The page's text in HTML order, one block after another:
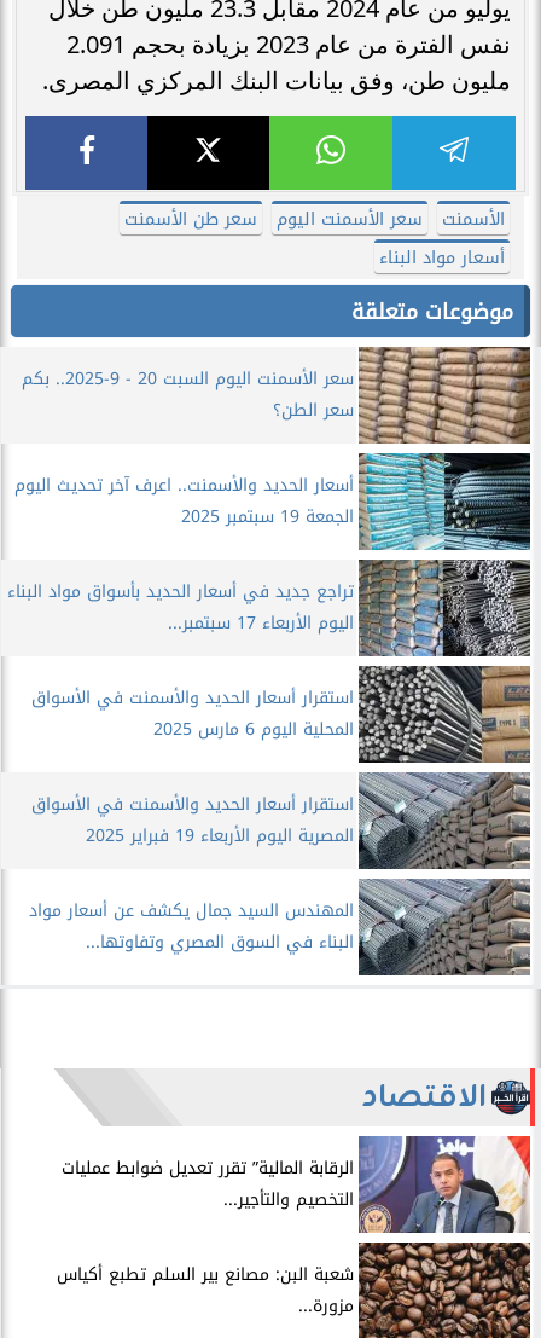
يوليو من عام 2024 مقابل 23.3 مليون طن خلال
نفس الفترة من عام 2023 بزيادة بحجم 2.091
مليون طن، وفق بيانات البنك المركزي المصرى.
الأسمنت سعر الأسمنت اليوم
سعر طن الأسمنت
أسعار مواد البناء
موضوعات متعلقة
سعر الأسمنت اليوم السبت 20 - 9-2025.. بكم
سعر الطن؟
أسعار الحديد والأسمنت.. اعرف آخر تحديث اليوم
الجمعة 19 سبتمبر 2025
تراجع جديد في أسعار الحديد بأسواق مواد البناء
اليوم الأربعاء 17 سبتمبر...
استقرار أسعار الحديد والأسمنت في الأسواق
المحلية اليوم 6 مارس 2025
استقرار أسعار الحديد والأسمنت في الأسواق
المصرية اليوم الأربعاء 19 فبراير 2025
المهندس السيد جمال يكشف عن أسعار مواد
البناء في السوق المصري وتفاوتها...
الاقتصاد
الرقابة المالية” تقرر تعديل ضوابط عمليات
التخصيم والتأجير...
شعبة البن: مصانع بير السلم تطبع أكياس
مزورة...